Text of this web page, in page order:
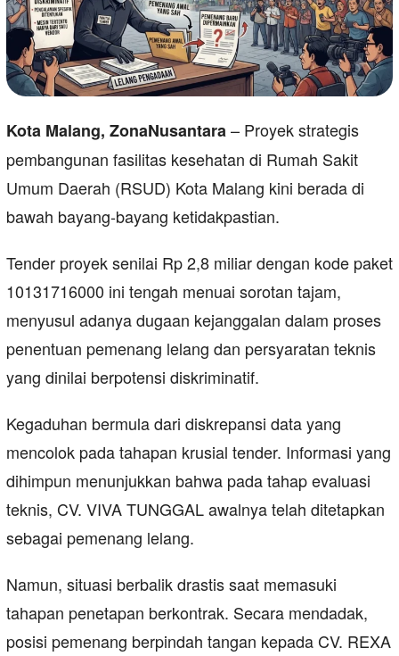
Kota Malang, ZonaNusantara– Proyek strategis
pembangunan fasilitas kesehatan di Rumah Sakit
Umum Daerah (RSUD) Kota Malang kini berada di
bawah bayang-bayang ketidakpastian.
Tender proyek senilai Rp 2,8 miliar dengan kode paket
10131716000 ini tengah menuai sorotan tajam,
menyusul adanya dugaan kejanggalan dalam proses
penentuan pemenang lelang dan persyaratan teknis
yang dinilai berpotensi diskriminatif.
Kegaduhan bermula dari diskrepansi data yang
mencolok pada tahapan krusial tender. Informasi yang
dihimpun menunjukkan bahwa pada tahap evaluasi
teknis, CV. VIVA TUNGGAL awalnya telah ditetapkan
sebagai pemenang lelang.
Namun, situasi berbalik drastis saat memasuki
tahapan penetapan berkontrak. Secara mendadak,
posisi pemenang berpindah tangan kepada CV. REXA